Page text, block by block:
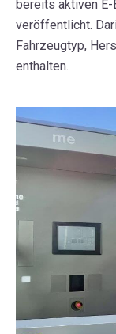
bereits aktiven
veröffentlicht.
Fahrzeugtyp,
enthalten.